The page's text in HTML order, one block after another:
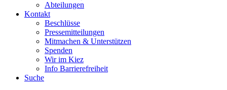
Abteilungen
Kontakt
Beschlüsse
Pressemitteilungen
Mitmachen & Unterstützen
Spenden
Wir im Kiez
Info Barrierefreiheit
Suche